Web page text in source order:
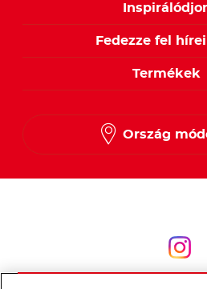
Fedezze fel
Termékek
Ország